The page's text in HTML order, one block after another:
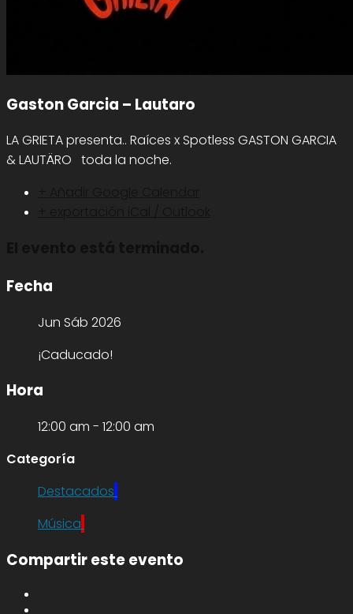
Gaston Garcia – Lautaro
LA GRIETA presenta.. Raíces x Spotless GASTON GARCIA
& LAUTÄRO toda la noche.
Fecha
Jun Sáb 2026
¡Caducado!
Hora
12:00 am - 12:00 am
Categoría
Destacados
Música
Compartir este evento